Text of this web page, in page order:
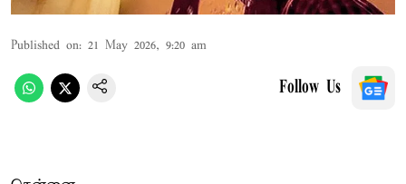
Published on: 21 May 2026, 9:20 am
Follow Us